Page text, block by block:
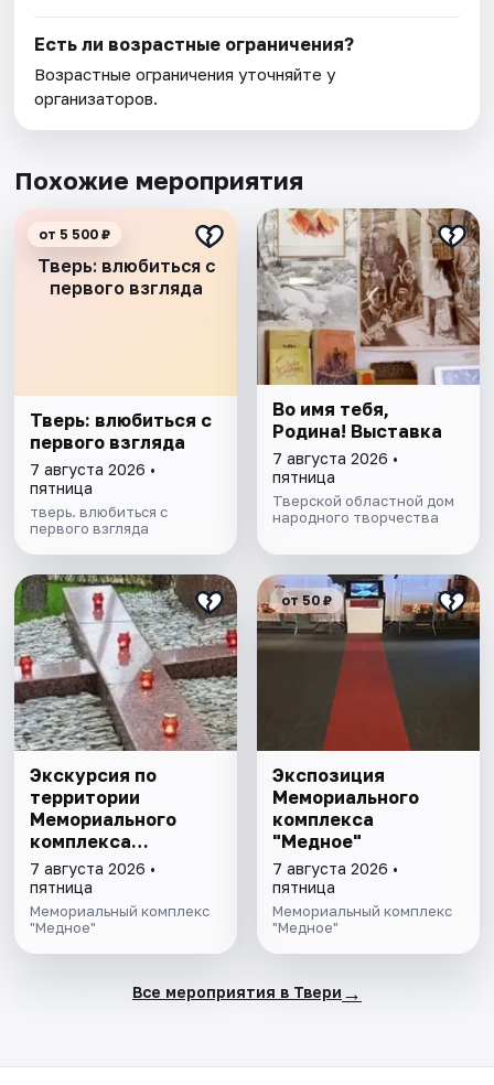
Есть ли возрастные ограничения?
Возрастные ограничения уточняйте у
организаторов.
Похожие мероприятия
Тверь: влюбиться с
первого взгляда
от 5 500 ₽
Тверь: влюбиться с
первого взгляда
7 августа 2026 •
пятница
тверь. влюбиться с
первого взгляда
Во имя тебя,
Родина! Выставка
7 августа 2026 •
пятница
Тверской областной дом
народного творчества
Экскурсия по
территории
Мемориального
комплекса
"Медное"
7 августа 2026 •
пятница
Мемориальный комплекс
"Медное"
от 50 ₽
Экспозиция
Мемориального
комплекса
"Медное"
7 августа 2026 •
пятница
Мемориальный комплекс
"Медное"
Все мероприятия в Твери →